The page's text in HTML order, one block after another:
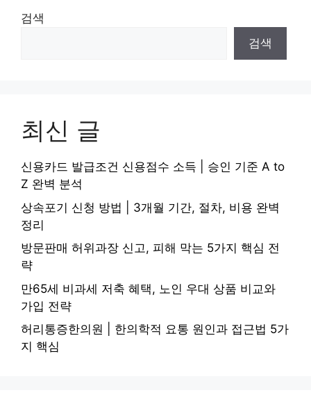
검색
검색
최신 글
신용카드 발급조건 신용점수 소득 | 승인 기준 A to
Z 완벽 분석
상속포기 신청 방법 | 3개월 기간, 절차, 비용 완벽
정리
방문판매 허위과장 신고, 피해 막는 5가지 핵심 전
략
만65세 비과세 저축 혜택, 노인 우대 상품 비교와
가입 전략
허리통증한의원 | 한의학적 요통 원인과 접근법 5가
지 핵심